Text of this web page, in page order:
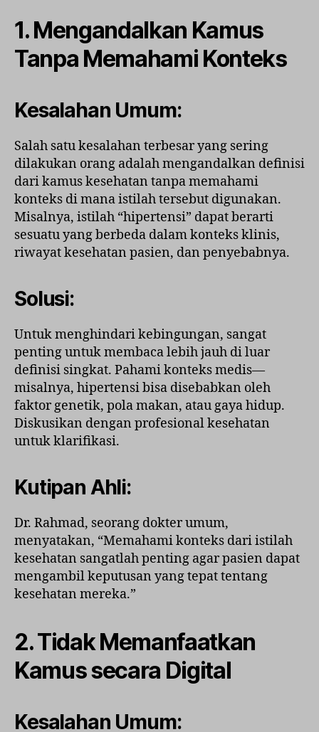
1. Mengandalkan Kamus
Tanpa Memahami Konteks
Kesalahan Umum:
Salah satu kesalahan terbesar yang sering
dilakukan orang adalah mengandalkan definisi
dari kamus kesehatan tanpa memahami
konteks di mana istilah tersebut digunakan.
Misalnya, istilah “hipertensi” dapat berarti
sesuatu yang berbeda dalam konteks klinis,
riwayat kesehatan pasien, dan penyebabnya.
Solusi:
Untuk menghindari kebingungan, sangat
penting untuk membaca lebih jauh di luar
definisi singkat. Pahami konteks medis—
misalnya, hipertensi bisa disebabkan oleh
faktor genetik, pola makan, atau gaya hidup.
Diskusikan dengan profesional kesehatan
untuk klarifikasi.
Kutipan Ahli:
Dr. Rahmad, seorang dokter umum,
menyatakan, “Memahami konteks dari istilah
kesehatan sangatlah penting agar pasien dapat
mengambil keputusan yang tepat tentang
kesehatan mereka.”
2. Tidak Memanfaatkan
Kamus secara Digital
Kesalahan Umum: